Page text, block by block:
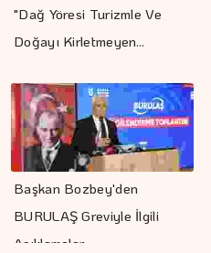
"Dağ Yöresi Turizmle Ve
Doğayı Kirletmeyen…
Başkan Bozbey'den
BURULAŞ Greviyle İlgili
Açıklamalar